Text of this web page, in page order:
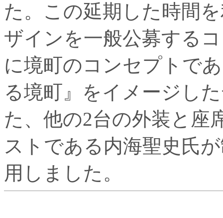
た。この延期した時間
ザインを一般公募する
に境町のコンセプトで
る境町』をイメージし
た、他の2台の外装と座
ストである内海聖史氏
用しました。